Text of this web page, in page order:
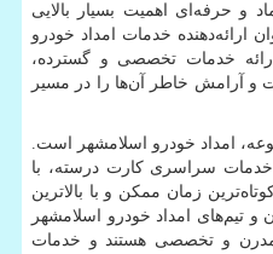
و حرفه‌ای اهمیت بسیار بالایی
ارائه‌دهنده خدمات امداد خودرو
خدمات تخصصی و گسترده،
و آرامش خاطر آن‌ها را در مسیر
امداد خودرو اسلامشهر است.
سراسری کارت درسته، با
زمان ممکن و با بالاترین
تیم‌های امداد خودرو اسلامشهر
و تخصصی هستند و خدمات